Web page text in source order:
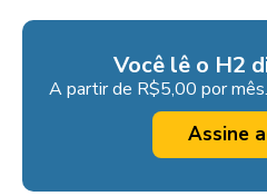
Você lê o H2
A partir de R$5,00 por
Assine